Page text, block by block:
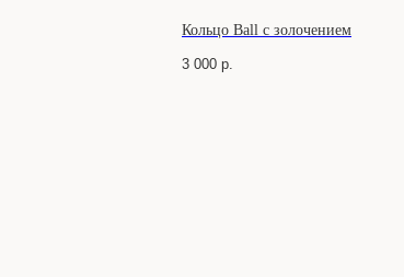
Кольцо Ball с золочением
3 000 р.